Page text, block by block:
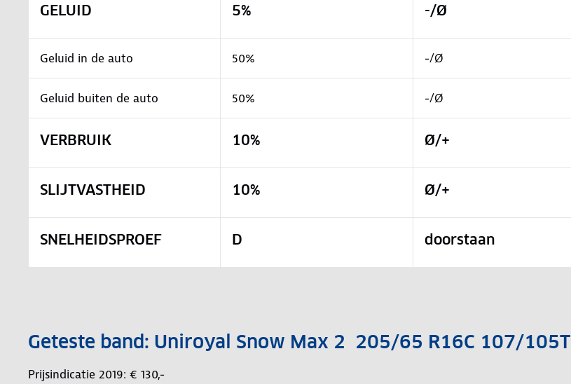
GELUID 5% -/Ø
Geluid in de auto 50% -/Ø
Geluid buiten de auto 50% -/Ø
VERBRUIK 10% Ø/+
SLIJTVASTHEID 10% Ø/+
SNELHEIDSPROEF D doorstaan
Geteste band: Uniroyal Snow Max 2 205/65 R16C 107/105T
Prijsindicatie 2019: € 130,-